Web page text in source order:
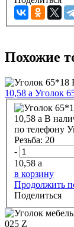
Похожие
10,58 a Уголок
10,58 a В
по телефону
Резьба: 20
-
10,58 a
в корзину
Продолжить
Поделиться